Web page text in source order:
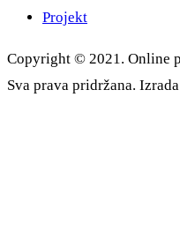
Projekt
Copyright © 2021. Online
Sva prava pridržana.